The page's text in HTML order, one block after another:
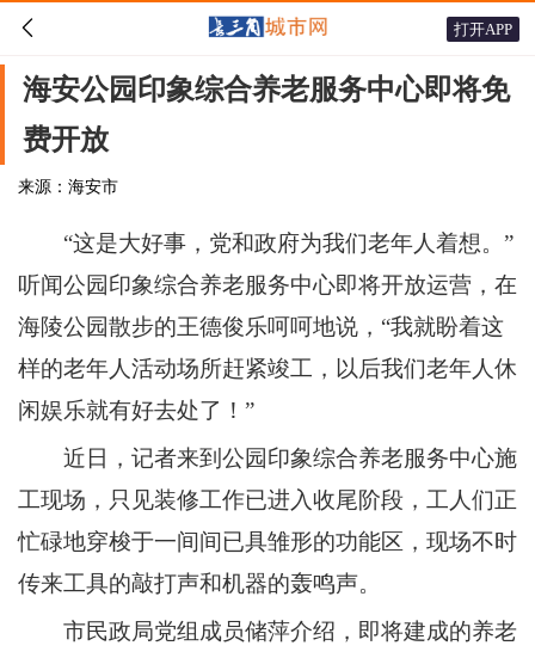
 打开APP
海安公园印象综合养老服务中心即将免
费开放
来源：海安市
“这是大好事，党和政府为我们老年人着想。”
听闻公园印象综合养老服务中心即将开放运营，在
海陵公园散步的王德俊乐呵呵地说，“我就盼着这
样的老年人活动场所赶紧竣工，以后我们老年人休
闲娱乐就有好去处了！”
近日，记者来到公园印象综合养老服务中心施
工现场，只见装修工作已进入收尾阶段，工人们正
忙碌地穿梭于一间间已具雏形的功能区，现场不时
传来工具的敲打声和机器的轰鸣声。
市民政局党组成员储萍介绍，即将建成的养老